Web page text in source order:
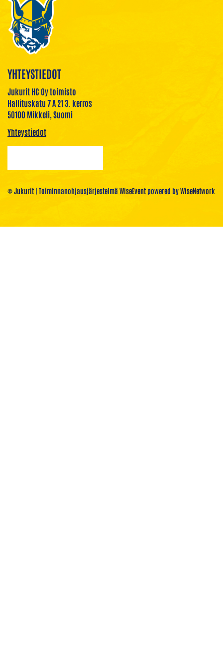
YHTEYSTIEDOT
Jukurit HC Oy toimisto
Hallituskatu 7 A 21 3. kerros
50100 Mikkeli, Suomi
Yhteystiedot
© Jukurit | Toiminnanohjausjärjestelmä WiseEventpowered byWiseNetwork